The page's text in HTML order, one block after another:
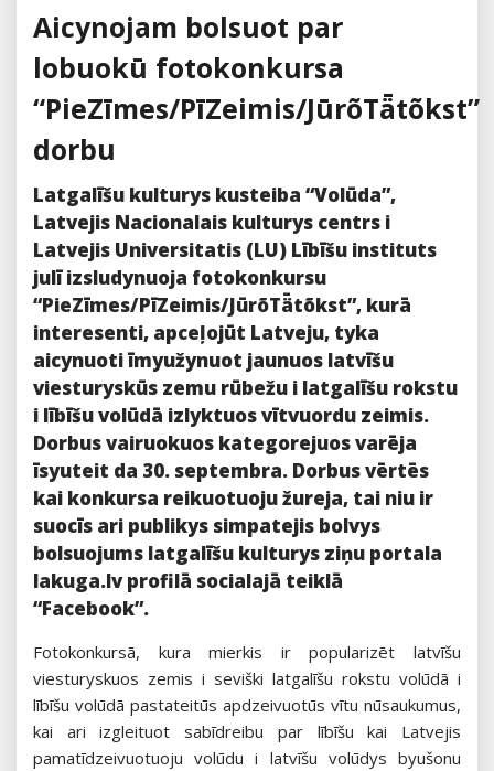
Aicynojam bolsuot par
lobuokū fotokonkursa
“PieZīmes/PīZeimis/JūrõTǟtõkst”
dorbu
Latgalīšu kulturys kusteiba “Volūda”,
Latvejis Nacionalais kulturys centrs i
Latvejis Universitatis (LU) Lībīšu instituts
julī izsludynuoja fotokonkursu
“PieZīmes/PīZeimis/JūrõTǟtõkst”, kurā
interesenti, apceļojūt Latveju, tyka
aicynuoti īmyužynuot jaunuos latvīšu
viesturyskūs zemu rūbežu i latgalīšu rokstu
i lībīšu volūdā izlyktuos vītvuordu zeimis.
Dorbus vairuokuos kategorejuos varēja
īsyuteit da 30. septembra. Dorbus vērtēs
kai konkursa reikuotuoju žureja, tai niu ir
suocīs ari publikys simpatejis bolvys
bolsuojums latgalīšu kulturys ziņu portala
lakuga.lv profilā socialajā teiklā
“Facebook”.
Fotokonkursā, kura mierkis ir popularizēt latvīšu
viesturyskuos zemis i seviški latgalīšu rokstu volūdā i
lībīšu volūdā pastateitūs apdzeivuotūs vītu nūsaukumus,
kai ari izgleituot sabīdreibu par lībīšu kai Latvejis
pamatīdzeivuotuoju volūdu i latvīšu volūdys byušonu